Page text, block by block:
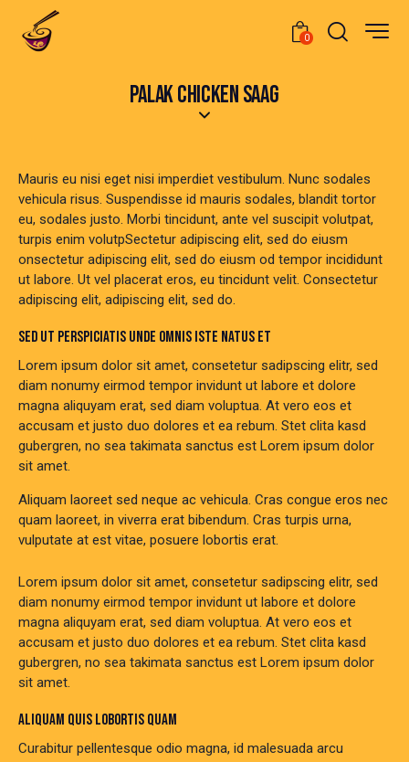
0
PALAK CHICKEN SAAG
Mauris eu nisi eget nisi imperdiet vestibulum. Nunc sodales
vehicula risus. Suspendisse id mauris sodales, blandit tortor
eu, sodales justo. Morbi tincidunt, ante vel suscipit volutpat,
turpis enim volutpSectetur adipiscing elit, sed do eiusm
onsectetur adipiscing elit, sed do eiusm od tempor incididunt
ut labore. Ut vel placerat eros, eu tincidunt velit. Consectetur
adipiscing elit, adipiscing elit, sed do.
SED UT PERSPICIATIS UNDE OMNIS ISTE NATUS ET
Lorem ipsum dolor sit amet, consetetur sadipscing elitr, sed
diam nonumy eirmod tempor invidunt ut labore et dolore
magna aliquyam erat, sed diam voluptua. At vero eos et
accusam et justo duo dolores et ea rebum. Stet clita kasd
gubergren, no sea takimata sanctus est Lorem ipsum dolor
sit amet.
Aliquam laoreet sed neque ac vehicula. Cras congue eros nec
quam laoreet, in viverra erat bibendum. Cras turpis urna,
vulputate at est vitae, posuere lobortis erat.
Lorem ipsum dolor sit amet, consetetur sadipscing elitr, sed
diam nonumy eirmod tempor invidunt ut labore et dolore
magna aliquyam erat, sed diam voluptua. At vero eos et
accusam et justo duo dolores et ea rebum. Stet clita kasd
gubergren, no sea takimata sanctus est Lorem ipsum dolor
sit amet.
ALIQUAM QUIS LOBORTIS QUAM
Curabitur pellentesque odio magna, id malesuada arcu